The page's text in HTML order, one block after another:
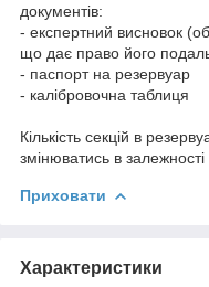
документів:
- експертний висновок
що дає право його
- паспорт на резервуар
- калібровочна таблиця
Кількість секцій в
змінюватись в залежності
Приховати
Характеристики